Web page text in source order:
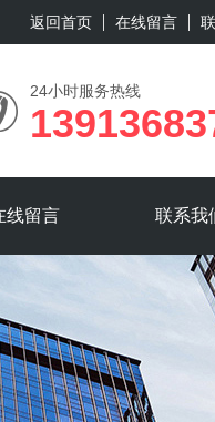
返回首页 在线留言
24小时服务热线
线留言 联系我